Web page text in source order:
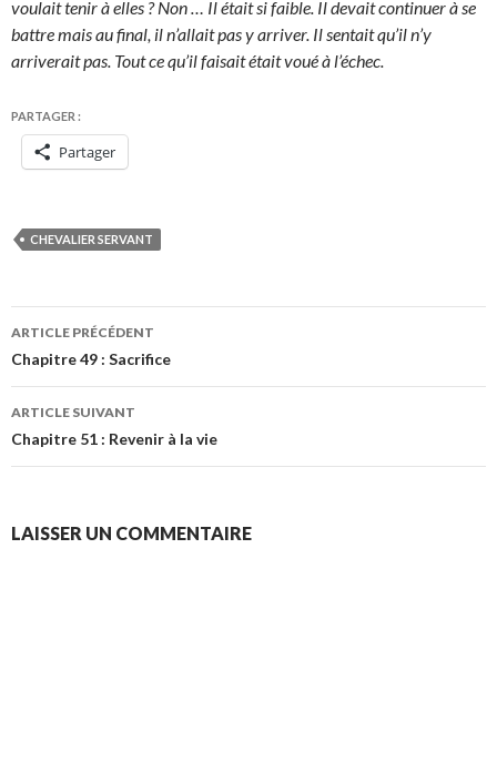
voulait tenir à elles ? Non … Il était si faible. Il devait continuer à se
battre mais au final, il n’allait pas y arriver. Il sentait qu’il n’y
arriverait pas. Tout ce qu’il faisait était voué à l’échec.
PARTAGER :
Partager
CHEVALIER SERVANT
Navigation
des
articles
ARTICLE PRÉCÉDENT
Chapitre 49 : Sacrifice
ARTICLE SUIVANT
Chapitre 51 : Revenir à la vie
LAISSER UN COMMENTAIRE